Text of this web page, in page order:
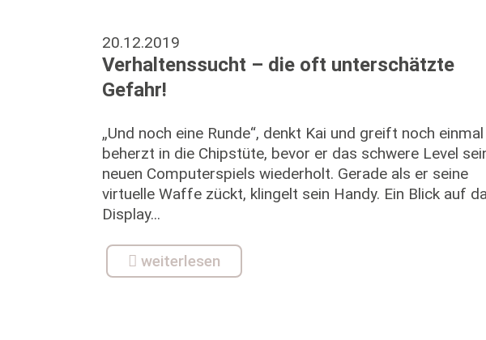
20.12.2019
Verhaltenssucht – die oft unterschätzte
Gefahr!
„Und noch eine Runde“, denkt Kai und greift noch einmal
beherzt in die Chipstüte, bevor er das schwere Level
neuen Computerspiels wiederholt. Gerade als er seine
virtuelle Waffe zückt, klingelt sein Handy. Ein Blick auf
Display...
weiterlesen